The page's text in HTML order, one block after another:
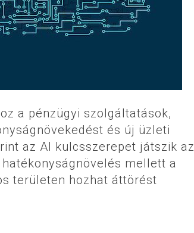
a pénzügyi szolgáltatások,
és új üzleti
az AI kulcsszerepet játszik az
mellett a
területen hozhat áttörést